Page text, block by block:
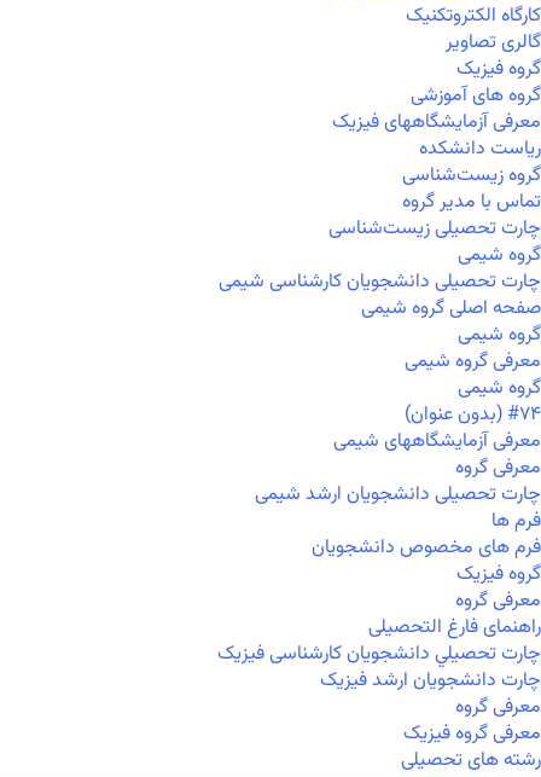
کارگاه الکتروتکنیک
گالری تصاویر
گروه فیزیک
گروه های آموزشی
معرفی آزمایشگاههای فیزیک
ریاست دانشکده
گروه زیست‌شناسی
تماس با مدیر گروه
چارت تحصیلی زیست‌شناسی
گروه شیمی
چارت تحصیلی دانشجویان کارشناسی شیمی
صفحه اصلی گروه شیمی
گروه شیمی
معرفی گروه شیمی
گروه شیمی
#۷۴ (بدون عنوان)
معرفی آزمایشگاههای شیمی
معرفی گروه
چارت تحصیلی دانشجویان ارشد شیمی
فرم ها
فرم های مخصوص دانشجویان
گروه فیزیک
معرفی گروه
راهنمای فارغ التحصیلی
چارت تحصيلي دانشجویان کارشناسی فیزیک
چارت دانشجویان ارشد فیزیک
معرفی گروه
معرفی گروه فیزیک
رشته های تحصیلی